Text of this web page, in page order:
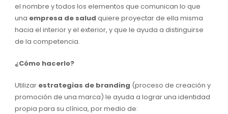
el nombre y todos los elementos que comunican lo que
una empresa de salud quiere proyectar de ella misma
hacia el interior y el exterior, y que le ayuda a distinguirse
de la competencia.
¿Cómo hacerlo?
Utilizar estrategias de branding (proceso de creación y
promoción de una marca) le ayuda a lograr una identidad
propia para su clínica, por medio de: